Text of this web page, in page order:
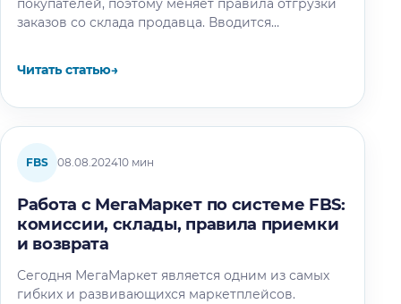
покупателей, поэтому меняет правила отгрузки
заказов со склада продавца. Вводится
Читать статью→
FBS 08.08.202410 мин
Работа с МегаМаркет по системе FBS:
комиссии, склады, правила приемки
и возврата
Сегодня МегаМаркет является одним из самых
гибких и развивающихся маркетплейсов.